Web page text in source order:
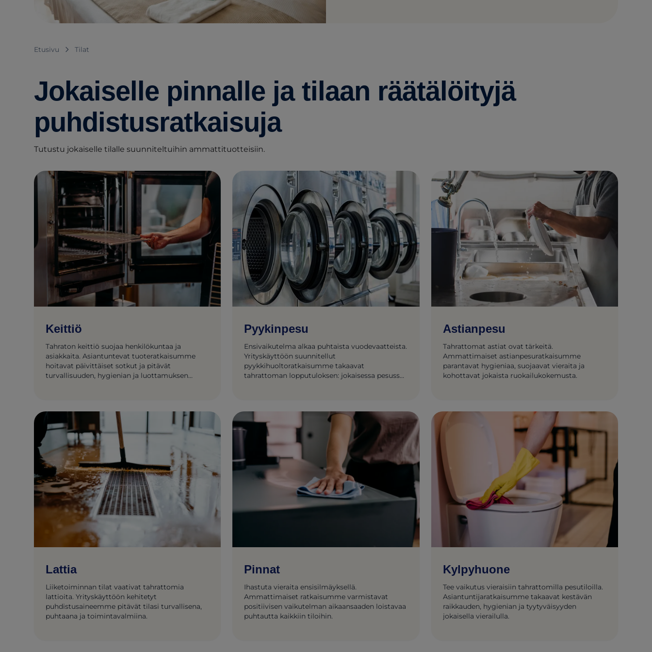
Etusivu Tilat
Jokaiselle pinnalle ja tilaan räätälöityjä
puhdistusratkaisuja
Tutustu jokaiselle tilalle suunniteltuihin ammattituotteisiin.
Keittiö
Tahraton keittiö suojaa henkilökuntaa ja
asiakkaita. Asiantuntevat tuoteratkaisumme
hoitavat päivittäiset sotkut ja pitävät
turvallisuuden, hygienian ja luottamuksen
Pyykinpesu
Ensivaikutelma alkaa puhtaista vuodevaatteista.
Yrityskäyttöön suunnitellut
pyykkihuoltoratkaisumme takaavat
tahrattoman lopputuloksen: jokaisessa pesussa,
Astianpesu
Tahrattomat astiat ovat tärkeitä.
Ammattimaiset astianpesuratkaisumme
parantavat hygieniaa, suojaavat vieraita ja
kohottavat jokaista ruokailukokemusta.
Lattia
Liiketoiminnan tilat vaativat tahrattomia
lattioita. Yrityskäyttöön kehitetyt
puhdistusaineemme pitävät tilasi turvallisena,
puhtaana ja toimintavalmiina.
Pinnat
Ihastuta vieraita ensisilmäyksellä.
Ammattimaiset ratkaisumme varmistavat
positiivisen vaikutelman aikaansaaden loistavaa
puhtautta kaikkiin tiloihin.
Kylpyhuone
Tee vaikutus vieraisiin tahrattomilla pesutiloilla.
Asiantuntijaratkaisumme takaavat kestävän
raikkauden, hygienian ja tyytyväisyyden
jokaisella vierailulla.